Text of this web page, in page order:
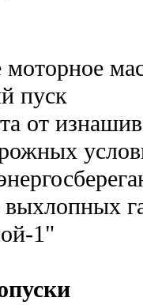
моторное
пуск
от
1"